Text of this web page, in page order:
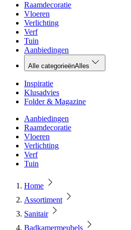
Raamdecoratie
Vloeren
Verlichting
Verf
Tuin
Aanbiedingen
Alle categorieënAlles
Inspiratie
Klusadvies
Folder & Magazine
Aanbiedingen
Raamdecoratie
Vloeren
Verlichting
Verf
Tuin
Home
Assortiment
Sanitair
Badkamermeubels